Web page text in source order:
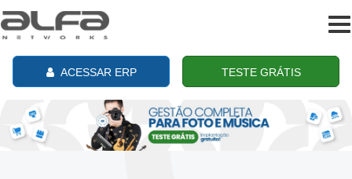
ACESSAR ERP TESTE GRÁTIS